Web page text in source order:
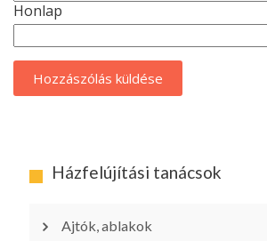
Honlap
Házfelújítási tanácsok
Ajtók, ablakok